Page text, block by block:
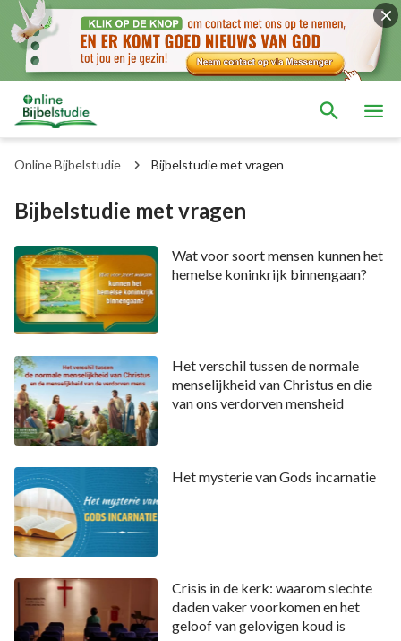
Online Bijbelstudie Bijbelstudie met vragen
Bijbelstudie met vragen
Wat voor soort mensen kunnen het
hemelse koninkrijk binnengaan?
Het verschil tussen de normale
menselijkheid van Christus en die
van ons verdorven mensheid
Het mysterie van Gods incarnatie
Crisis in de kerk: waarom slechte
daden vaker voorkomen en het
geloof van gelovigen koud is